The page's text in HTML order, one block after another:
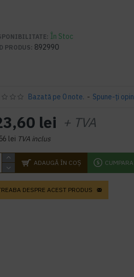
În Stoc
PRODUS: 892990
Bazată pe 0 note. - Spune-ţi
lei + TVA
lei TVA inclus
ADAUGĂ ÎN COŞ
DESPRE ACEST PRODUS